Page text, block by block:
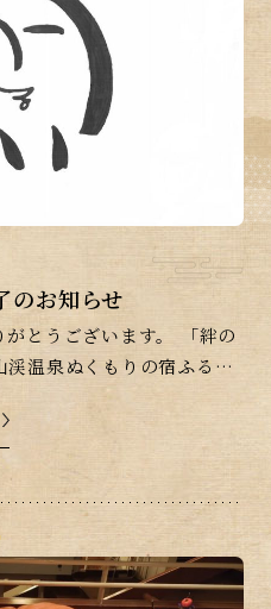
のお知らせ
とうございます。 「絆の
温泉ぬくもりの宿ふる
ご支援いただき誠に感謝
程をもちまして従来の